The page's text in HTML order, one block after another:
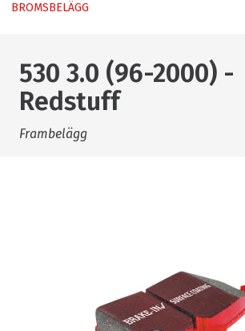
BROMSBELÄGG
530 3.0 (96-2000) -
Redstuff
Frambelägg